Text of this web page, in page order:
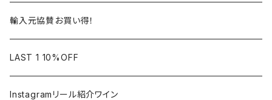
ロワール
フランス
ラングドック
イタリア
ラングドック
フランス
イタリア
イタリア
南アフリカ
ニュージーランド
オーストラリア
カリフォルニア
日本
輸入元協賛お買い得！
LAST 1 10%OFF
Instagramリール紹介ワイン